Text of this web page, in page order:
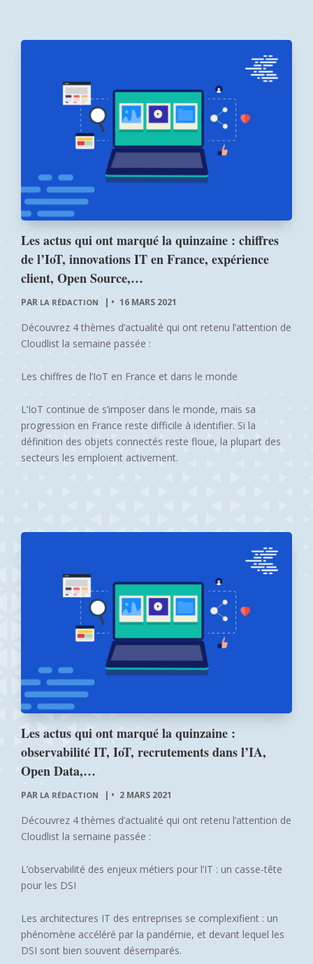
Les actus qui ont marqué la quinzaine : chiffres
de l’IoT, innovations IT en France, expérience
client, Open Source,…
PAR LA RÉDACTION | 16 MARS 2021
Découvrez 4 thèmes d’actualité qui ont retenu l’attention de
Cloudlist la semaine passée :
Les chiffres de l’IoT en France et dans le monde
L’IoT continue de s’imposer dans le monde, mais sa
progression en France reste difficile à identifier. Si la
définition des objets connectés reste floue, la plupart des
secteurs les emploient activement.
Les actus qui ont marqué la quinzaine :
observabilité IT, IoT, recrutements dans l’IA,
Open Data,…
PAR LA RÉDACTION | 2 MARS 2021
Découvrez 4 thèmes d’actualité qui ont retenu l’attention de
Cloudlist la semaine passée :
L’observabilité des enjeux métiers pour l’IT : un casse-tête
pour les DSI
Les architectures IT des entreprises se complexifient : un
phénomène accéléré par la pandémie, et devant lequel les
DSI sont bien souvent désemparés.